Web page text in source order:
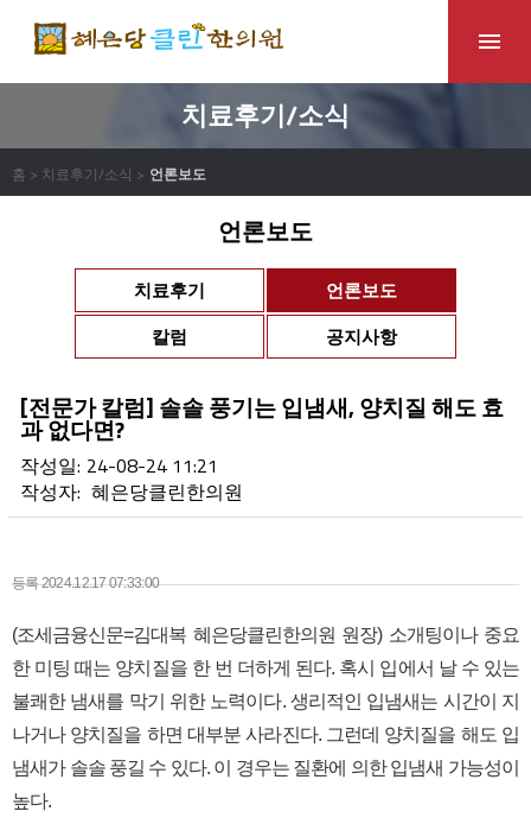
치료후기/소식
홈 > 치료후기/소식 > 언론보도
언론보도
치료후기
언론보도
칼럼
공지사항
[전문가 칼럼] 솔솔 풍기는 입냄새, 양치질 해도 효
과 없다면?
작성일: 24-08-24 11:21
작성자: 혜은당클린한의원
등록 2024.12.17 07:33:00
(조세금융신문=김대복 혜은당클린한의원 원장) 소개팅이나 중요
한 미팅 때는 양치질을 한 번 더하게 된다. 혹시 입에서 날 수 있는
불쾌한 냄새를 막기 위한 노력이다. 생리적인 입냄새는 시간이 지
나거나 양치질을 하면 대부분 사라진다. 그런데 양치질을 해도 입
냄새가 솔솔 풍길 수 있다. 이 경우는 질환에 의한 입냄새 가능성이
높다.